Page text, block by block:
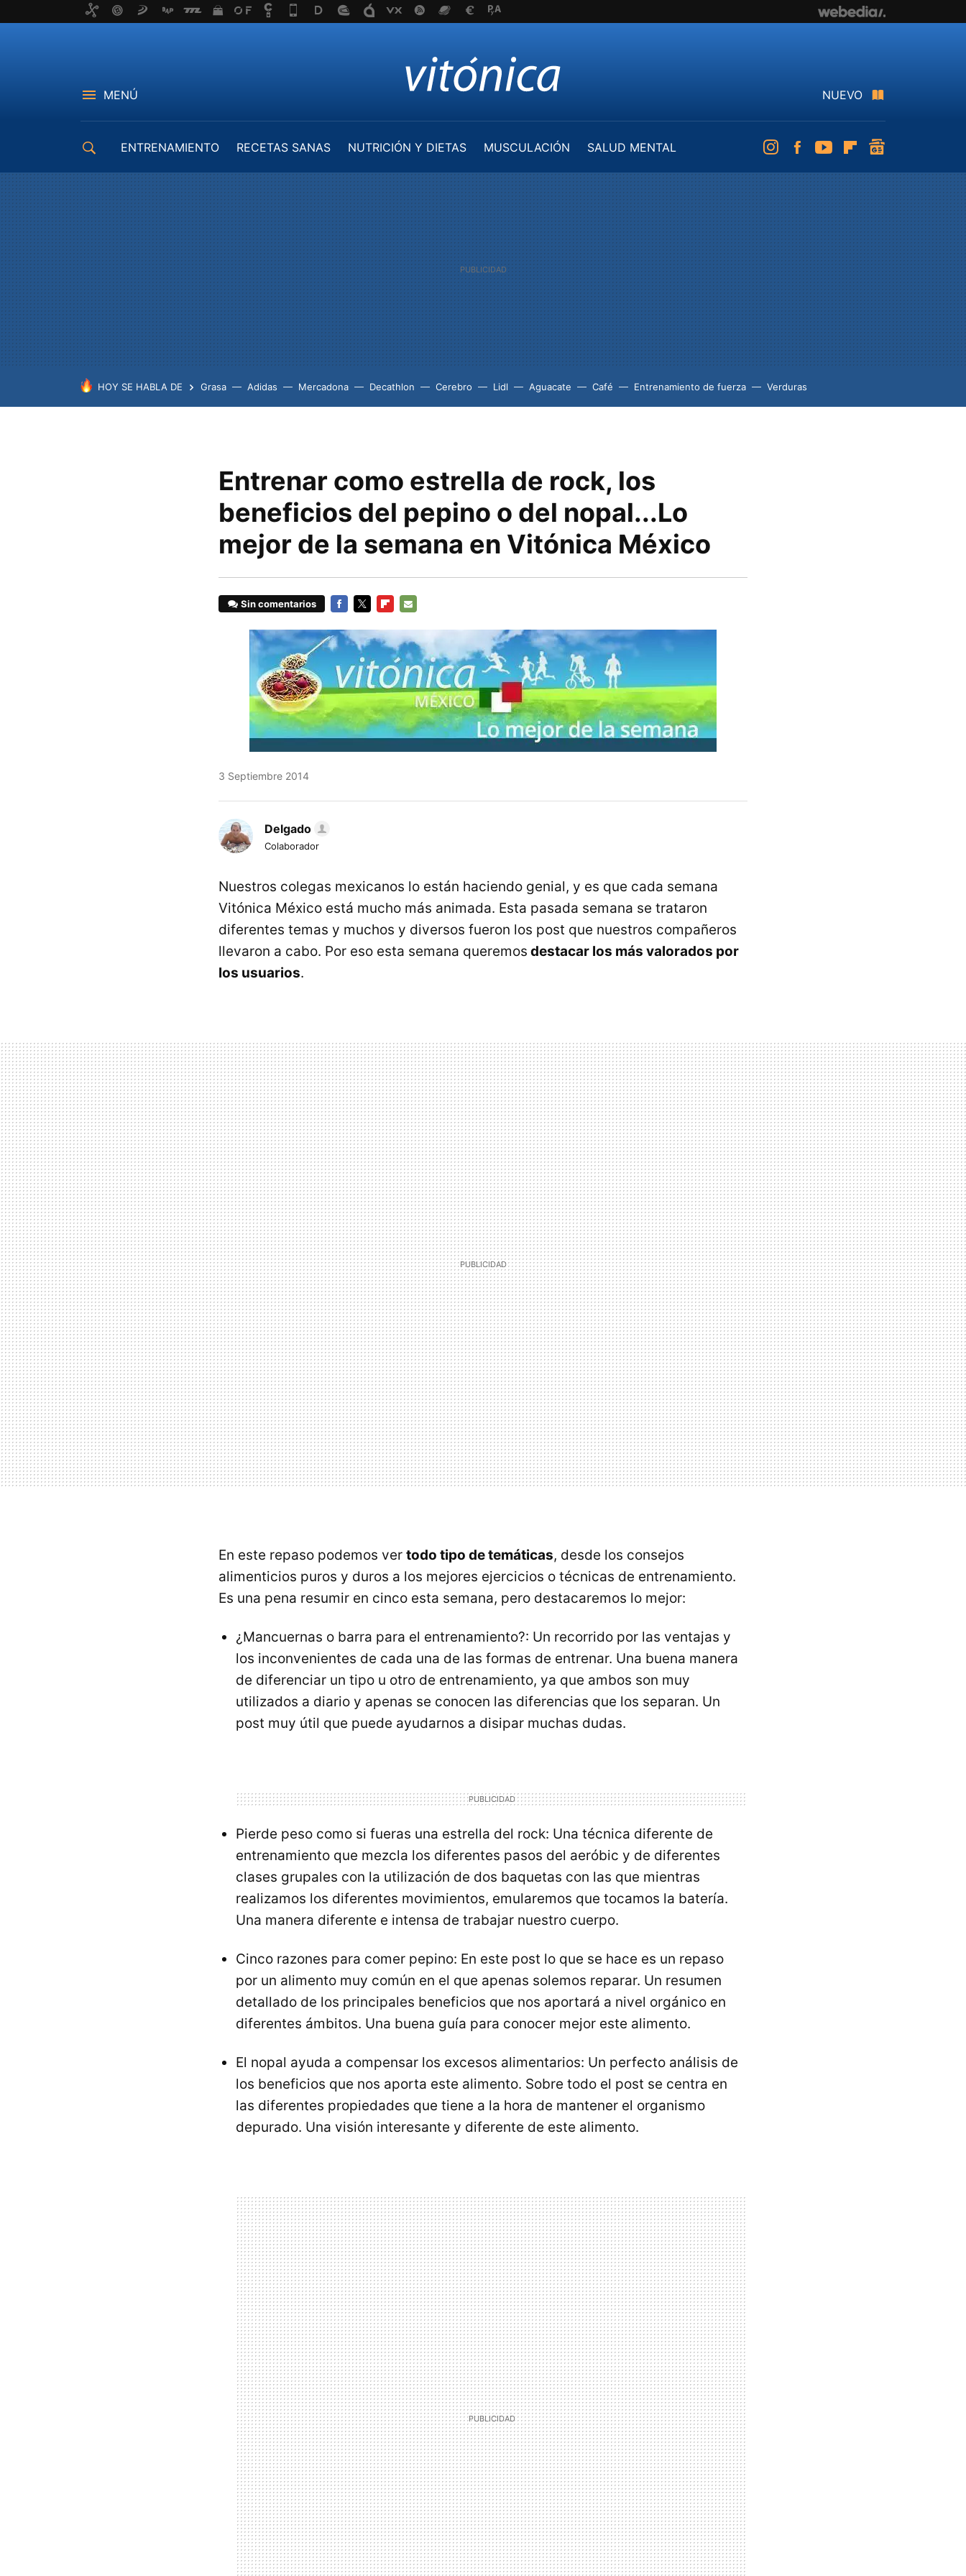
MENÚ NUEVO
ENTRENAMIENTO RECETAS SANAS NUTRICIÓN Y DIETAS MUSCULACIÓN
SALUD MENTAL
InstagramFacebookYoutubeFlipboard
HOY SE HABLA DE Grasa Adidas Mercadona Decathlon Cerebro Lidl Aguacate Café Entrenamiento de fuerza Verduras
Entrenar como estrella de rock, los
beneficios del pepino o del nopal...Lo
mejor de la semana en Vitónica México
Sin comentarios
MAIL
3 Septiembre 2014
Delgado
Colaborador
Nuestros colegas mexicanos lo están haciendo genial, y es que cada semana
Vitónica México está mucho más animada. Esta pasada semana se trataron
diferentes temas y muchos y diversos fueron los post que nuestros compañeros
llevaron a cabo. Por eso esta semana queremos destacar los más valorados por
los usuarios.
En este repaso podemos ver todo tipo de temáticas, desde los consejos
alimenticios puros y duros a los mejores ejercicios o técnicas de entrenamiento.
Es una pena resumir en cinco esta semana, pero destacaremos lo mejor:
¿Mancuernas o barra para el entrenamiento?: Un recorrido por las ventajas y
los inconvenientes de cada una de las formas de entrenar. Una buena manera
de diferenciar un tipo u otro de entrenamiento, ya que ambos son muy
utilizados a diario y apenas se conocen las diferencias que los separan. Un
post muy útil que puede ayudarnos a disipar muchas dudas.
Pierde peso como si fueras una estrella del rock: Una técnica diferente de
entrenamiento que mezcla los diferentes pasos del aeróbic y de diferentes
clases grupales con la utilización de dos baquetas con las que mientras
realizamos los diferentes movimientos, emularemos que tocamos la batería.
Una manera diferente e intensa de trabajar nuestro cuerpo.
Cinco razones para comer pepino: En este post lo que se hace es un repaso
por un alimento muy común en el que apenas solemos reparar. Un resumen
detallado de los principales beneficios que nos aportará a nivel orgánico en
diferentes ámbitos. Una buena guía para conocer mejor este alimento.
El nopal ayuda a compensar los excesos alimentarios: Un perfecto análisis de
los beneficios que nos aporta este alimento. Sobre todo el post se centra en
las diferentes propiedades que tiene a la hora de mantener el organismo
depurado. Una visión interesante y diferente de este alimento.